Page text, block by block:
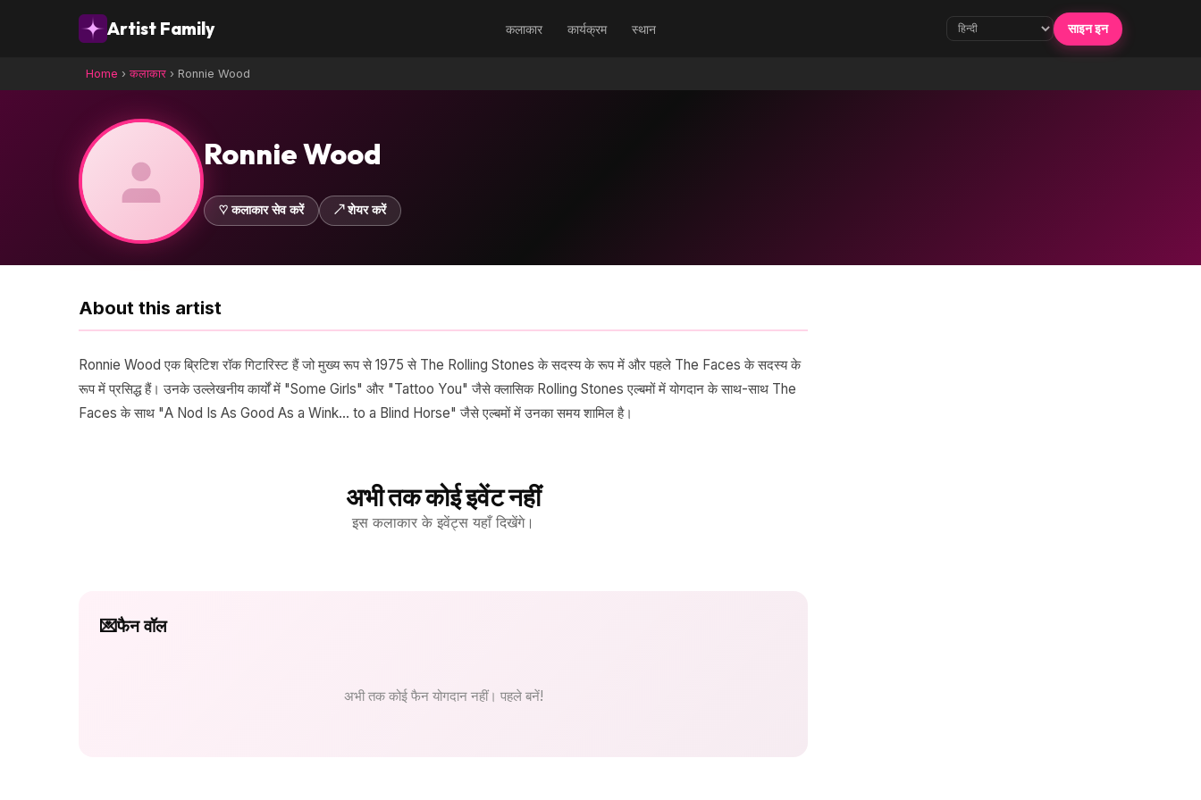
Artist Family कलाकार कार्यक्रम स्थान साइन इन
Home ›कलाकार › Ronnie Wood
Ronnie Wood
♡ कलाकार सेव करें ↗ शेयर करें
About this artist
Ronnie Wood एक ब्रिटिश रॉक गिटारिस्ट हैं जो मुख्य रूप से 1975 से The Rolling Stones के सदस्य के रूप में और पहले The Faces के सदस्य के
रूप में प्रसिद्ध हैं। उनके उल्लेखनीय कार्यों में "Some Girls" और "Tattoo You" जैसे क्लासिक Rolling Stones एल्बमों में योगदान के साथ-साथ The
Faces के साथ "A Nod Is As Good As a Wink... to a Blind Horse" जैसे एल्बमों में उनका समय शामिल है।
अभी तक कोई इवेंट नहीं
इस कलाकार के इवेंट्स यहाँ दिखेंगे।
💌फैन वॉल
अभी तक कोई फैन योगदान नहीं। पहले बनें!